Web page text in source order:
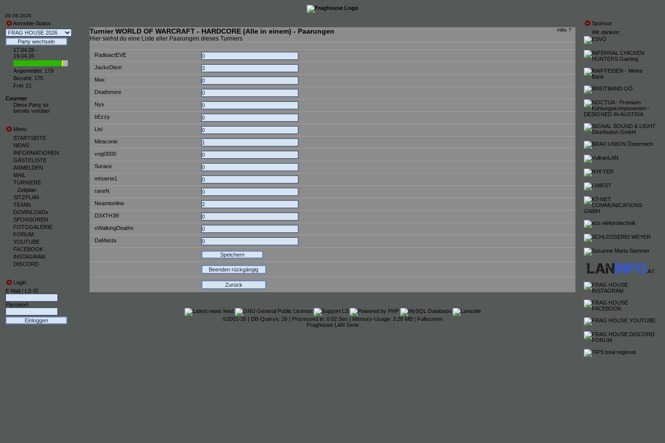
09.08.2026
Anmelde-Status
17.04.26 -
19.04.26
Angemeldet: 179
Bezahlt: 175
Frei: 21
Counter
Diese Party ist
bereits vorüber
Menu
STARTSEITE
NEWS
INFORMATIONEN
GÄSTELISTE
ANMELDEN
MAIL
TURNIERE
Zeitplan
SITZPLAN
TEAMs
DOWNLOADs
SPONSOREN
FOTOGALERIE
FORUM
YOUTUBE
FACEBOOK
INSTAGRAM
DISCORD
Login
E-Mail / LS-ID
Passwort
Turnier WORLD OF WARCRAFT - HARDCORE (Alle in einem) - Paarungen Hilfe ?
Hier siehst du eine Liste aller Paarungen dieses Turniers
RadioactEVE
JackxDism
Max
Deathmore
Nyx
bEzzy
Lisl
Miraconix
vogl3000
Surace
mhoerte1
raveN
Neamtonline
D3XTH3R
xWalkingDeathx
DaMasta
Beenden rückgängig
Zurück
©2001-26 | DB-Querys: 26 | Processed in: 0.02 Sec | Memory-Usage: 3.26 MB | Fullscreen
Fraghouse LAN Serie
Sponsor
Wir danken: